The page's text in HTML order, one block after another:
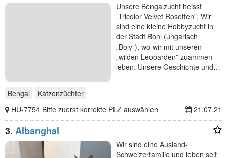
Unsere Bengalzucht heisst
„Tricolor Velvet Rosetten”. Wir
sind eine kleine Hobbyzucht in
der Stadt Bohl (ungarisch
„Boly”), wo wir mit unseren
„wilden Leoparden” zuammen
leben. Unsere Geschichte und…
Bengal
Katzenzüchter
HU-7754 Bitte zuerst korrekte PLZ auswählen
21.07.21
3. Albanghal
Wir sind eine Ausland-
Schweizerfamilie und leben seit